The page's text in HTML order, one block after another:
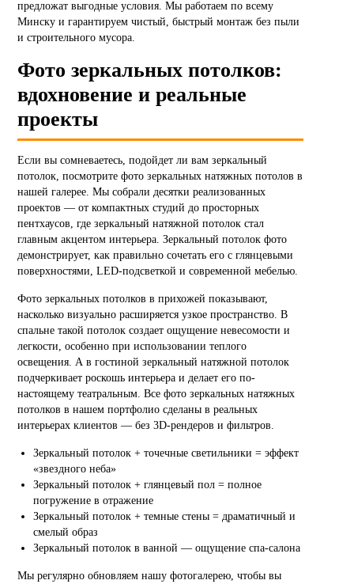
предложат выгодные условия. Мы работаем по всему
Минску и гарантируем чистый, быстрый монтаж без пыли
и строительного мусора.
Фото зеркальных потолков:
вдохновение и реальные
проекты
Если вы сомневаетесь, подойдет ли вам зеркальный
потолок, посмотрите фото зеркальных натяжных потолов в
нашей галерее. Мы собрали десятки реализованных
проектов — от компактных студий до просторных
пентхаусов, где зеркальный натяжной потолок стал
главным акцентом интерьера. Зеркальный потолок фото
демонстрирует, как правильно сочетать его с глянцевыми
поверхностями, LED-подсветкой и современной мебелью.
Фото зеркальных потолков в прихожей показывают,
насколько визуально расширяется узкое пространство. В
спальне такой потолок создает ощущение невесомости и
легкости, особенно при использовании теплого
освещения. А в гостиной зеркальный натяжной потолок
подчеркивает роскошь интерьера и делает его по-
настоящему театральным. Все фото зеркальных натяжных
потолков в нашем портфолио сделаны в реальных
интерьерах клиентов — без 3D-рендеров и фильтров.
Зеркальный потолок + точечные светильники = эффект
«звездного неба»
Зеркальный потолок + глянцевый пол = полное
погружение в отражение
Зеркальный потолок + темные стены = драматичный и
смелый образ
Зеркальный потолок в ванной — ощущение спа-салона
Мы регулярно обновляем нашу фотогалерею, чтобы вы